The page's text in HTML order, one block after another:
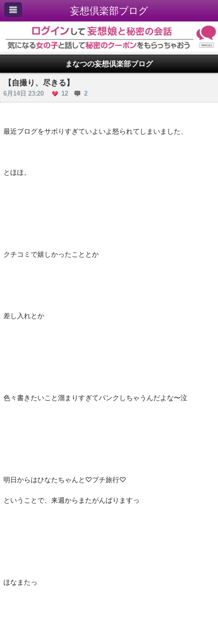
妄想倶楽部ブログ
まなつの妄想倶楽部ブログ
【自撮り、尽きる】
6月14日 23:20 12 2
最近ブログをサボりすぎていよいよ怒られてしまいました、
とほほ。
クチコミで嬉しかったこととか
差し入れとか
色々書きたいこと溜まりすぎてパンクしちゃうんだよな〜泣
明日からはひなたちゃんと♡プチ旅行♡
ということで、来週からまたがんばりますっ
ほなまたっ